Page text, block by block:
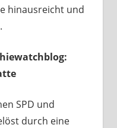
hinausreicht und
SPD und
durch eine